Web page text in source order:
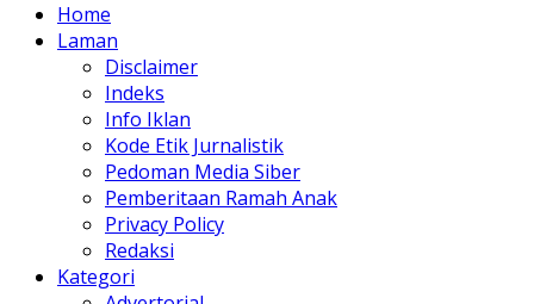
Home
Laman
Disclaimer
Indeks
Info Iklan
Kode Etik Jurnalistik
Pedoman Media Siber
Pemberitaan Ramah Anak
Privacy Policy
Redaksi
Kategori